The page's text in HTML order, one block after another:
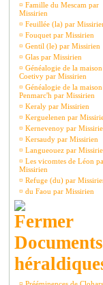
¤ Famille du Mescam par
Missirien
¤ Feuillée (la) par
¤ Fouquet par Missirien
¤ Gentil (le) par Missirien
¤ Glas par Missirien
¤ Généalogie de la
Coetivy par Missirien
¤ Généalogie de la
Penmarc'h par Missirien
¤ Keraly par Missirien
¤ Kerguelenen par
¤ Kernevenoy par
¤ Kersaudy par Missirien
¤ Langueouez par
¤ Les vicomtes de Léon
Missirien
¤ Refuge (du) par
¤ du Faou par Missirien
Documents